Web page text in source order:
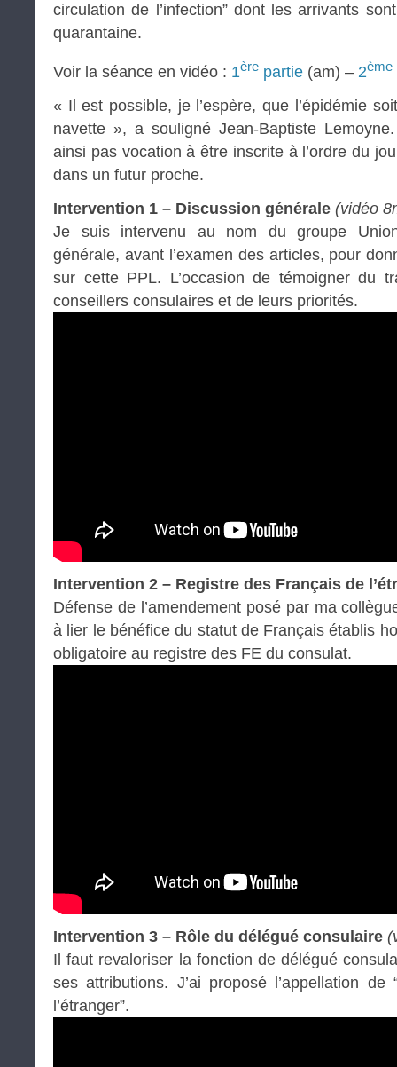
circulation de l’infection” dont les arrivants
quarantaine.
Voir la séance en vidéo : 1ère partie (am) – 2ème
« Il est possible, je l’espère, que l’épidémie
navette », a souligné Jean-Baptiste
ainsi pas vocation à être inscrite à l’ordre du
dans un futur proche.
Intervention 1 – Discussion générale (vidéo
Je suis intervenu au nom du groupe
générale, avant l’examen des articles, pour
sur cette PPL. L’occasion de témoigner du
conseillers consulaires et de leurs priorités.
Intervention 2 – Registre des Français de
Défense de l’amendement posé par ma
à lier le bénéfice du statut de Français établis
obligatoire au registre des FE du consulat.
Intervention 3 – Rôle du délégué consulaire
Il faut revaloriser la fonction de délégué
ses attributions. J’ai proposé l’appellation
l’étranger”.